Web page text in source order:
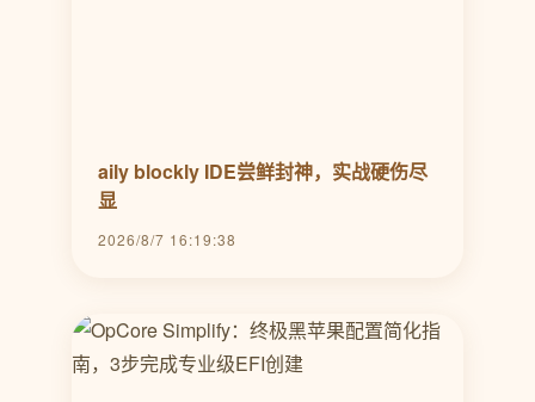
aily blockly IDE尝鲜封神，实战硬伤尽
显
2026/8/7 16:19:38